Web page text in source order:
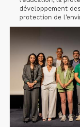
développement
protection de